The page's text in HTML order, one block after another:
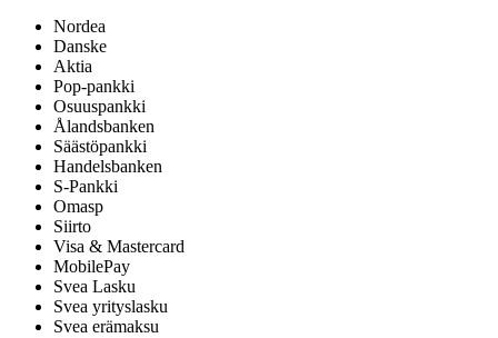
Nordea
Danske
Aktia
Pop-pankki
Osuuspankki
Ålandsbanken
Säästöpankki
Handelsbanken
S-Pankki
Omasp
Siirto
Visa & Mastercard
MobilePay
Svea Lasku
Svea yrityslasku
Svea erämaksu